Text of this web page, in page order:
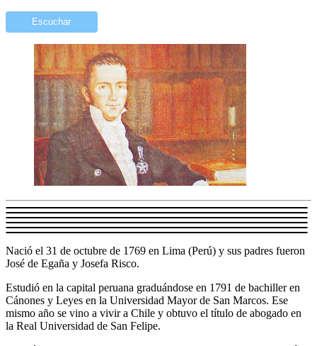
Escuchar
Nació el 31 de octubre de 1769 en Lima (Perú) y sus padres fueron
José de Egaña y Josefa Risco.
Estudió en la capital peruana graduándose en 1791 de bachiller en
Cánones y Leyes en la Universidad Mayor de San Marcos. Ese
mismo año se vino a vivir a Chile y obtuvo el título de abogado en
la Real Universidad de San Felipe.